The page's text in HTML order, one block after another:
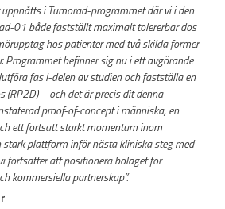
i Tumorad-programmet där vi i den
01 både fastställt maximalt tolererbar dos
hos patienter med två skilda former
Programmet befinner sig nu i ett avgörande
fas I-delen av studien och fastställa en
(RP2D) – och det är precis dit denna
proof-of-concept i människa, en
ett fortsatt starkt momentum inom
plattform inför nästa kliniska steg med
fortsätter att positionera bolaget för
kommersiella partnerskap”.